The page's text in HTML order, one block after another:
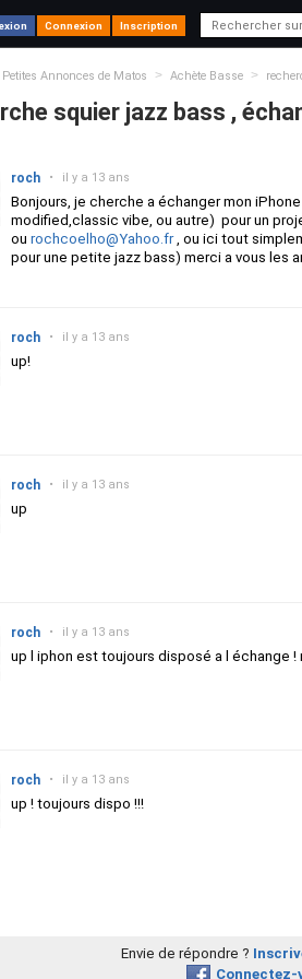
Connexion Inscription
Petites Annonces de Matos > Achète Basse >
squier jazz bass ,
roch • il y a 13 ans
Bonjours, je cherche a échanger mon
modified,classic vibe, ou autre) pour un
ou rochcoelho@Yahoo.fr, ou ici tout
pour une petite jazz bass) merci a vous les
roch • il y a 13 ans
up!
roch • il y a 13 ans
up
roch • il y a 13 ans
up l iphon est toujours disposé a l échange
roch • il y a 13 ans
up ! toujours dispo !!!
Envie de répondre ?
Connectez-